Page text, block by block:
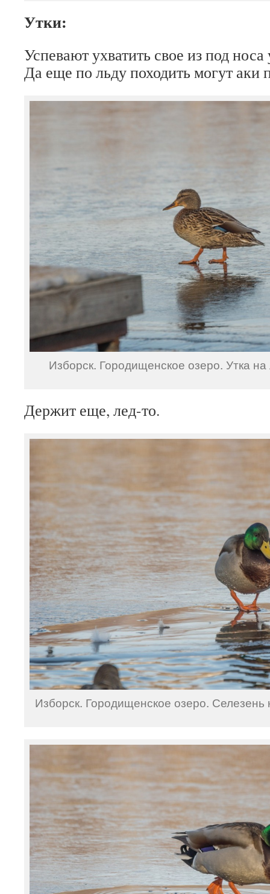
Утки:
Успевают ухватить свое из под
Да еще по льду походить могут аки
Изборск. Городищенское озеро. Утка
Держит еще, лед-то.
Изборск. Городищенское озеро.